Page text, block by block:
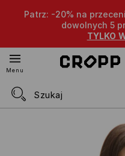
Patrz: -20% na
dowolnych 5
TYLKO
Menu